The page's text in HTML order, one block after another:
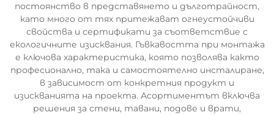
постоянство в представянето и дълготрайност,
като много от тях притежават огнеустойчиви
свойства и сертификати за съответствие с
екологичните изисквания. Гъвкавостта при монтажа
е ключова характеристика, която позволява както
професионално, така и самостоятелно инсталиране,
в зависимост от конкретния продукт и
изискванията на проекта. Асортиментът включва
решения за стени, тавани, подове и врати,